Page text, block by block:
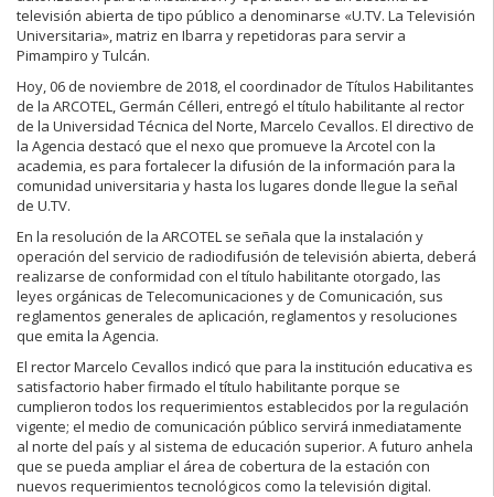
televisión abierta de tipo público a denominarse «U.TV. La Televisión
Universitaria», matriz en Ibarra y repetidoras para servir a
Pimampiro y Tulcán.
Hoy, 06 de noviembre de 2018, el coordinador de Títulos Habilitantes
de la ARCOTEL, Germán Célleri, entregó el título habilitante al rector
de la Universidad Técnica del Norte, Marcelo Cevallos. El directivo de
la Agencia destacó que el nexo que promueve la Arcotel con la
academia, es para fortalecer la difusión de la información para la
comunidad universitaria y hasta los lugares donde llegue la señal
de U.TV.
En la resolución de la ARCOTEL se señala que la instalación y
operación del servicio de radiodifusión de televisión abierta, deberá
realizarse de conformidad con el título habilitante otorgado, las
leyes orgánicas de Telecomunicaciones y de Comunicación, sus
reglamentos generales de aplicación, reglamentos y resoluciones
que emita la Agencia.
El rector Marcelo Cevallos indicó que para la institución educativa es
satisfactorio haber firmado el título habilitante porque se
cumplieron todos los requerimientos establecidos por la regulación
vigente; el medio de comunicación público servirá inmediatamente
al norte del país y al sistema de educación superior. A futuro anhela
que se pueda ampliar el área de cobertura de la estación con
nuevos requerimientos tecnológicos como la televisión digital.